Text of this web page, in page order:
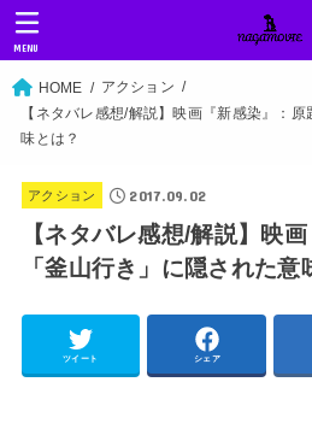
MENU
HOME
アクション
【ネタバレ感想/解説】映画『新感染』：
味とは？
アクション 2017.09.02
【ネタバレ感想/解説】映
「釜山行き」に隠された意
ツイート シェア